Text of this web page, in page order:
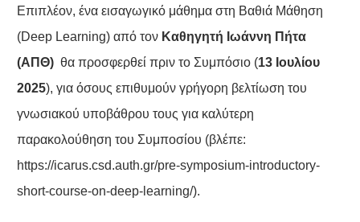
Επιπλέον, ένα εισαγωγικό μάθημα στη Βαθιά Μάθηση
(Deep Learning) από τον Καθηγητή Ιωάννη Πήτα
(ΑΠΘ)θα προσφερθεί πριν το Συμπόσιο (13 Ιουλίου
2025), για όσους επιθυμούν γρήγορη βελτίωση του
γνωσιακού υποβάθρου τους για καλύτερη
παρακολούθηση του Συμποσίου (βλέπε:
https://icarus.csd.auth.gr/pre-symposium-introductory-
short-course-on-deep-learning/).